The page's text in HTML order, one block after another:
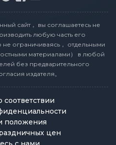
сайт， вы соглашаетесь не
любую часть его
ограничиваясь， отдельными
материалами） в любой
без предварительного
издателя。
соответствии
положения
цен